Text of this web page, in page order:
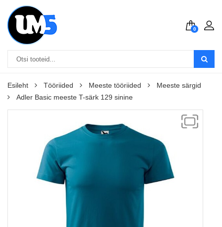
0
Esileht Tööriided Meeste tööriided
Meeste särgid
Adler Basic meeste T-särk 129 sinine